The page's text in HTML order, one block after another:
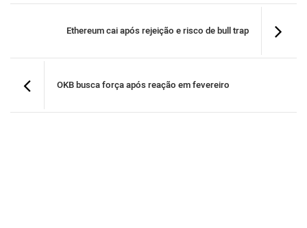
Ethereum cai após rejeição e risco de bull trap
OKB busca força após reação em fevereiro